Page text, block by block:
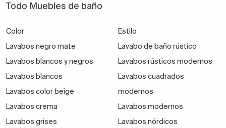
Además de su función estética (promueven ligereza
alarga la vida de tu mueble de lavabo.
Tipos de encimeras para encimeras
Se pueden encontrar
encimeras para muebles
Todo Muebles de baño
Color
Lavabos negro mate
Lavabos blancos y negros
Lavabos blancos
Lavabos color beige
Lavabos crema
Lavabos grises
Estilo
Lavabo de baño rústico
Lavabos rústicos modernos
Lavabos cuadrados
modernos
Lavabos modernos
Lavabos nórdicos